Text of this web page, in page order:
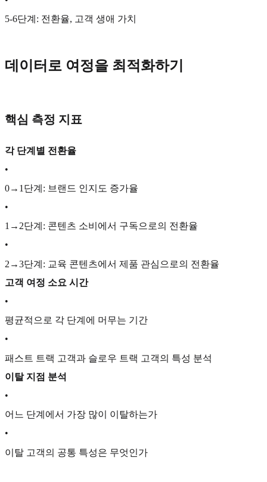
5-6단계: 전환율, 고객 생애 가치
데이터로 여정을 최적화하기
핵심 측정 지표
각 단계별 전환율
•
0→1단계: 브랜드 인지도 증가율
•
1→2단계: 콘텐츠 소비에서 구독으로의 전환율
•
2→3단계: 교육 콘텐츠에서 제품 관심으로의 전환율
고객 여정 소요 시간
•
평균적으로 각 단계에 머무는 기간
•
패스트 트랙 고객과 슬로우 트랙 고객의 특성 분석
이탈 지점 분석
•
어느 단계에서 가장 많이 이탈하는가
•
이탈 고객의 공통 특성은 무엇인가